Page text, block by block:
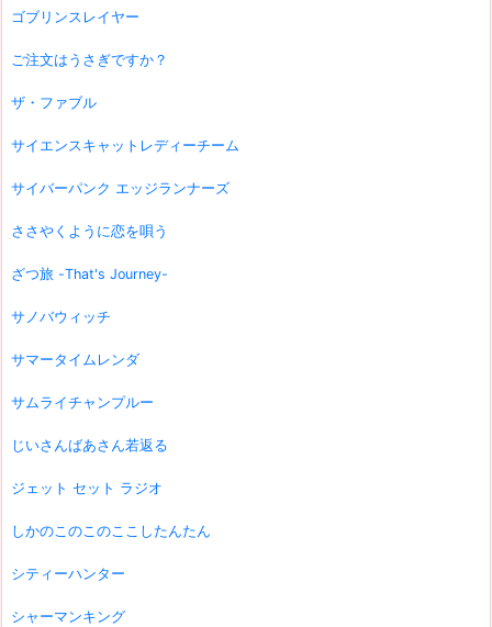
ゴブリンスレイヤー
ご注文はうさぎですか？
ザ・ファブル
サイエンスキャットレディーチーム
サイバーパンク エッジランナーズ
ささやくように恋を唄う
ざつ旅 -That's Journey-
サノバウィッチ
サマータイムレンダ
サムライチャンプルー
じいさんばあさん若返る
ジェット セット ラジオ
しかのこのこのここしたんたん
シティーハンター
シャーマンキング